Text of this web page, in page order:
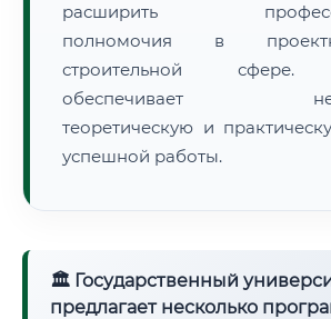
расширить
полномочия в
строительной сфере.
обеспечивает
теоретическую и
успешной работы.
🏛 Государственный
предлагает несколько